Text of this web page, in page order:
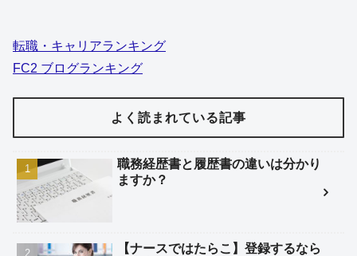
転職・キャリアランキング
FC2 ブログランキング
よく読まれている記事
職務経歴書と履歴書の違いは分かり
ますか？
【ナースではたらこ】登録するなら